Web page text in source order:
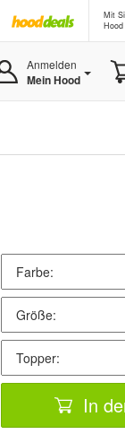
Mit
Anmelden
Mein Hood
In